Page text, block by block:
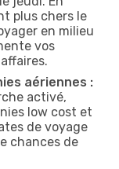
plus chers le
en milieu
vos
aériennes :
activé,
low cost et
de voyage
chances de